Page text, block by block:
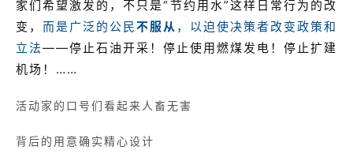
家们希望激发的，不只是“节约用水”这样日常行为的改
变， 而是广泛的公民不服从 ，以迫使决策者改变政策和
立法——停止石油开采！停止使用燃煤发电！停止扩建
机场！……
活动家的口号们看起来人畜无害
背后的用意确实精心设计